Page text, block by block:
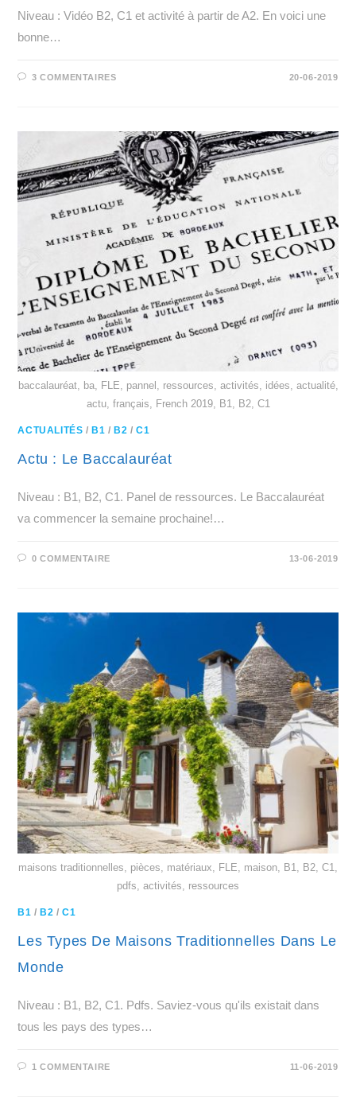
Niveau : Vidéo B2, C1 et activité à partir de A2. En voici une
bonne…
3 COMMENTAIRES 20-06-2019
baccalauréat, ba, FLE, pannel, ressources, activités, idées, actualité,
actu, français, French 2019, B1, B2, C1
ACTUALITÉS / B1 / B2 /C1
Actu : Le Baccalauréat
Niveau : B1, B2, C1. Panel de ressources. Le Baccalauréat
va commencer la semaine prochaine!…
0 COMMENTAIRE 13-06-2019
maisons traditionnelles, pièces, matériaux, FLE, maison, B1, B2, C1,
pdfs, activités, ressources
B1 / B2 /C1
Les Types De Maisons Traditionnelles Dans Le
Monde
Niveau : B1, B2, C1. Pdfs. Saviez-vous qu'ils existait dans
tous les pays des types…
1 COMMENTAIRE 11-06-2019